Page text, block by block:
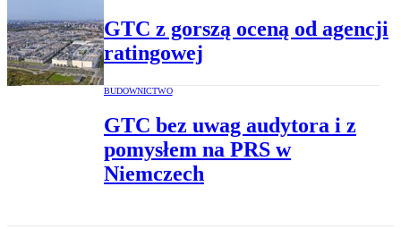
GTC z gorszą oceną od agencji
ratingowej
BUDOWNICTWO
GTC bez uwag audytora i z
pomysłem na PRS w
Niemczech